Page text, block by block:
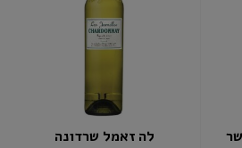
לה זאמל שרדונה